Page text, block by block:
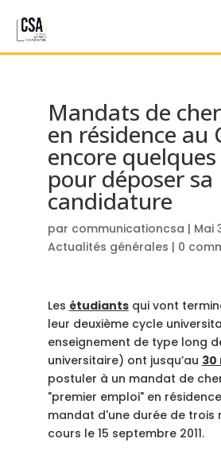
Mandats de
en résidence au
encore
pour déposer sa
candidature
par communicationcsa | Mai
Actualités générales | 0
Les étudiantsqui vont
leur deuxième cycle
enseignement de type long
universitaire) ont jusqu’au 30
postuler à un mandat de
"premier emploi" en
mandat d'une durée de trois
cours le 15 septembre 2011.